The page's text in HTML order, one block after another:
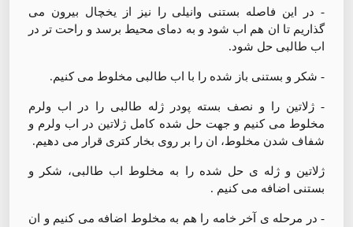
- در این فاصله بستنی وانیلی را نیز از یخچال بیرون می
گذاریم تا ان هم اب شود و به دمای محیط برسد و راحت تر در
اب طالبی حل شود.
- شکر و بستنی باز شده را با اب طالبی مخلوط می کنیم.
- ژلاتین را و نصف بسته پودر ژله طالبی را در اب ولرم
مخلوط می کنیم و جهت حل شده کامل ژلاتین در اب ولرم و
شفاف شدن مخلوط، ان را بر روی بخار کتری قرار می دهیم.
ژلاتین و ژله ی حل شده را به مخلوط اب طالبی، شکر و
بستنی اضافه می کنیم .
- در مرحله ی آخر خامه را هم به مخلوط اضافه می کنیم و ان